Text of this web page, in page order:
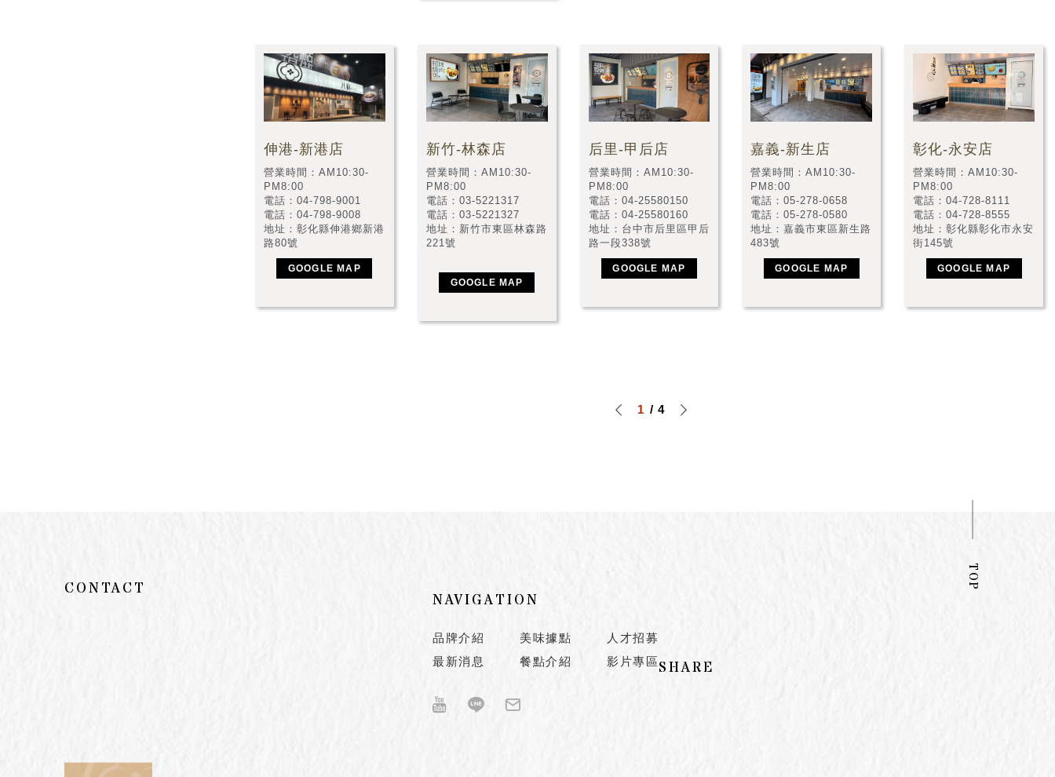
伸港-新港店
營業時間：AM10:30-
PM8:00
電話：04-798-9001
電話：04-798-9008
地址：彰化縣伸港鄉新港
路80號
GOOGLE MAP
新竹-林森店
營業時間：AM10:30-
PM8:00
電話：03-5221317
電話：03-5221327
地址：新竹市東區林森路
221號
GOOGLE MAP
后里-甲后店
營業時間：AM10:30-
PM8:00
電話：04-25580150
電話：04-25580160
地址：台中市后里區甲后
路一段338號
GOOGLE MAP
嘉義-新生店
營業時間：AM10:30-
PM8:00
電話：05-278-0658
電話：05-278-0580
地址：嘉義市東區新生路
483號
GOOGLE MAP
彰化-永安店
營業時間：AM10:30-
PM8:00
電話：04-728-8111
電話：04-728-8555
地址：彰化縣彰化市永安
街145號
GOOGLE MAP
1 4
TOP
CONTACT
NAVIGATION
品牌介紹
最新消息
美味據點
餐點介紹
人才招募
影片專區SHARE